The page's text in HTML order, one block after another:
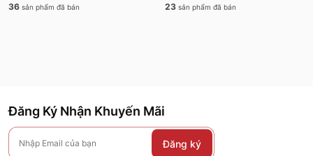
36 sản phẩm đã bán
23 sản phẩm đã bán
Đăng Ký Nhận Khuyến Mãi
Đăng ký